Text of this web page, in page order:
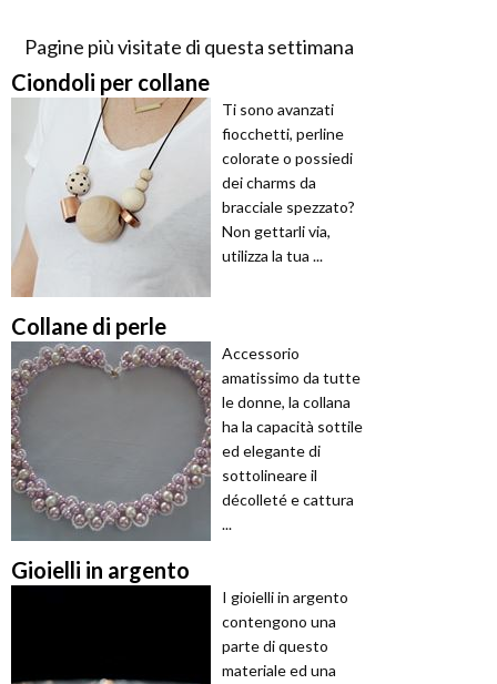
Pagine più visitate di questa settimana
Ciondoli per collane
Ti sono avanzati
fiocchetti, perline
colorate o possiedi
dei charms da
bracciale spezzato?
Non gettarli via,
utilizza la tua ...
Collane di perle
Accessorio
amatissimo da tutte
le donne, la collana
ha la capacità sottile
ed elegante di
sottolineare il
décolleté e cattura
...
Gioielli in argento
I gioielli in argento
contengono una
parte di questo
materiale ed una